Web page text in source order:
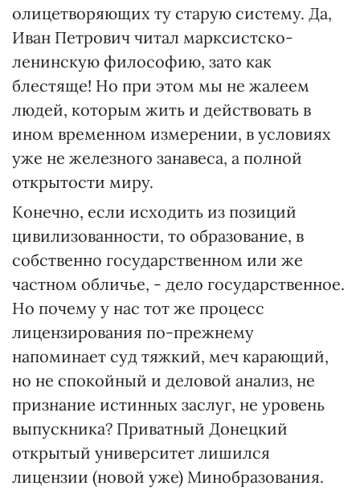
олицетворяющих ту старую систему. Да,
Иван Петрович читал марксистско-
ленинскую философию, зато как
блестяще! Но при этом мы не жалеем
людей, которым жить и действовать в
ином временном измерении, в условиях
уже не железного занавеса, а полной
открытости миру.
Конечно, если исходить из позиций
цивилизованности, то образование, в
собственно государственном или же
частном обличье, - дело государственное.
Но почему у нас тот же процесс
лицензирования по-прежнему
напоминает суд тяжкий, меч карающий,
но не спокойный и деловой анализ, не
признание истинных заслуг, не уровень
выпускника? Приватный Донецкий
открытый университет лишился
лицензии (новой уже) Минобразования.